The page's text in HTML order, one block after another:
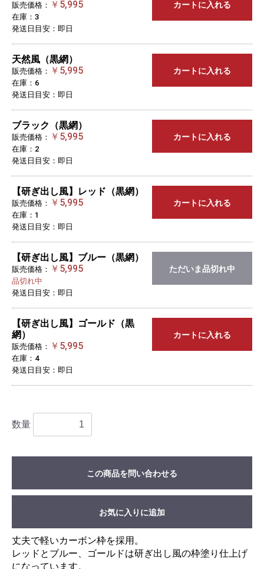
販売価格： ￥5,995
在庫：3
発送日目安：即日
カートに入れる
天然風（黒網）
販売価格： ￥5,995
在庫：6
発送日目安：即日
カートに入れる
ブラック（黒網）
販売価格： ￥5,995
在庫：2
発送日目安：即日
カートに入れる
【研ぎ出し風】レッド（黒網）
販売価格： ￥5,995
在庫：1
発送日目安：即日
カートに入れる
【研ぎ出し風】ブルー（黒網）
販売価格： ￥5,995
品切れ中
発送日目安：即日
ただいま品切れ中
【研ぎ出し風】ゴールド（黒
網）
販売価格： ￥5,995
在庫：4
発送日目安：即日
カートに入れる
数量
この商品を問い合わせる
お気に入りに追加
丈夫で軽いカーボン枠を採用。
レッドとブルー、ゴールドは研ぎ出し風の枠塗り仕上げ
になっています。